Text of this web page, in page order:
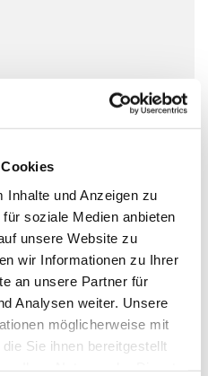
Inhalte und Anzeigen zu
soziale Medien anbieten
unsere Website zu
wir Informationen zu Ihrer
an unsere Partner für
Analysen weiter. Unsere
möglicherweise mit
Sie ihnen bereitgestellt